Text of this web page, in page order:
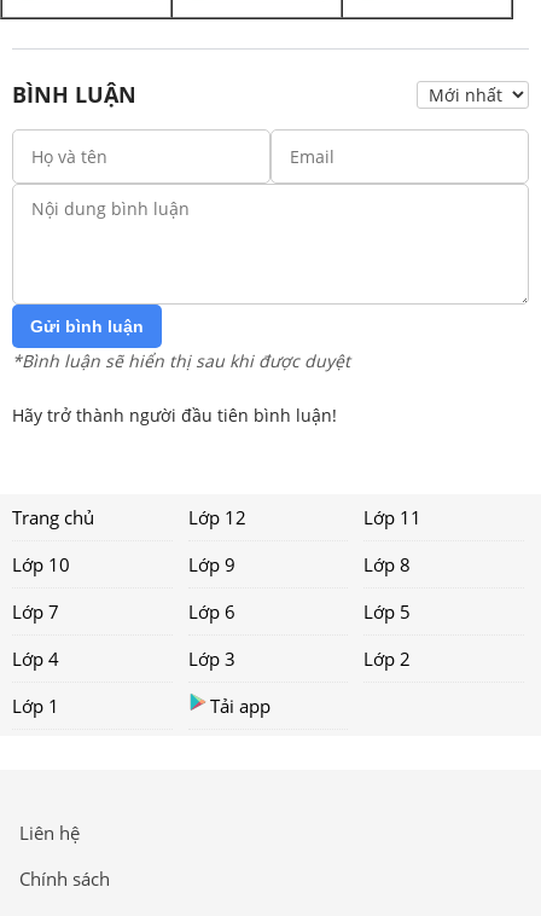
BÌNH LUẬN
Gửi bình luận
*Bình luận sẽ hiển thị sau khi được duyệt
Hãy trở thành người đầu tiên bình luận!
Trang chủ Lớp 12
Lớp 11
Lớp 10
Lớp 9
Lớp 8
Lớp 7
Lớp 6
Lớp 5
Lớp 4
Lớp 3
Lớp 2
Lớp 1
Tải app
Liên hệ
Chính sách